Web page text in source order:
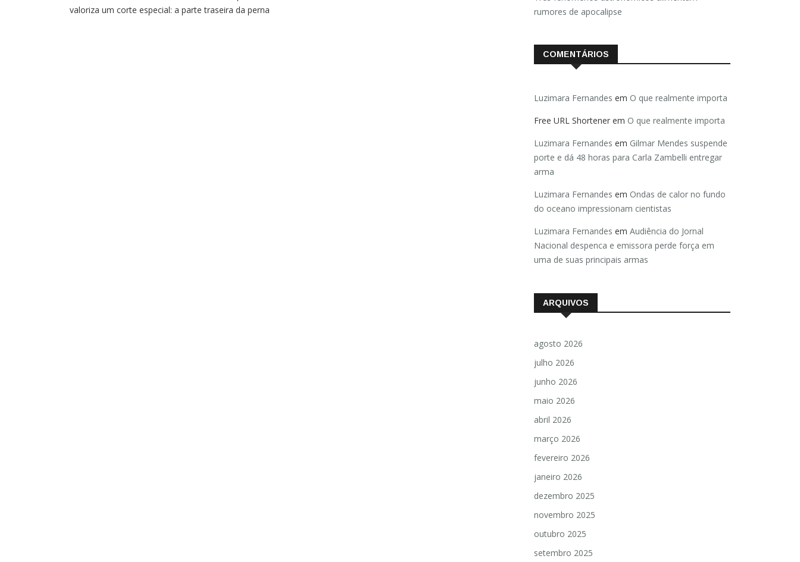
valoriza um corte especial: a parte traseira da perna
rumores de apocalipse
COMENTÁRIOS
Luzimara Fernandes em O que realmente importa
Free URL Shortener em O que realmente importa
Luzimara Fernandes em Gilmar Mendes suspende
porte e dá 48 horas para Carla Zambelli entregar
arma
Luzimara Fernandes em Ondas de calor no fundo
do oceano impressionam cientistas
Luzimara Fernandes em Audiência do Jornal
Nacional despenca e emissora perde força em
uma de suas principais armas
ARQUIVOS
agosto 2026
julho 2026
junho 2026
maio 2026
abril 2026
março 2026
fevereiro 2026
janeiro 2026
dezembro 2025
novembro 2025
outubro 2025
setembro 2025